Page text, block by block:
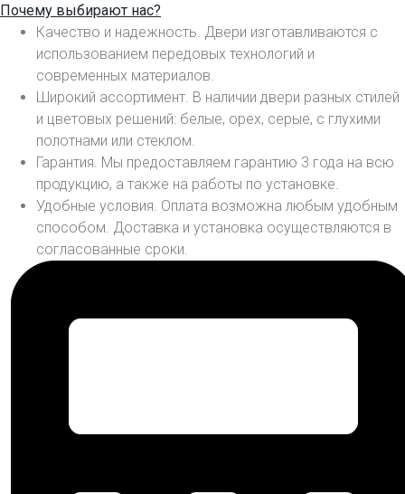
Почему выбирают нас?
Качество и надежность. Двери изготавливаются с
использованием передовых технологий и
современных материалов.
Широкий ассортимент. В наличии двери разных стилей
и цветовых решений: белые, орех, серые, с глухими
полотнами или стеклом.
Гарантия. Мы предоставляем гарантию 3 года на всю
продукцию, а также на работы по установке.
Удобные условия. Оплата возможна любым удобным
способом. Доставка и установка осуществляются в
согласованные сроки.